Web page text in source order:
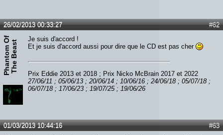
#62
26/02/2013 00:33:27
P
h
a
n
t
o
m
O
f
T
h
e
B
e
a
st
Je suis d'accord !
Et je suis d'accord aussi pour dire que le CD est pas cher
Prix Eddie 2013 et 2018 ; Prix Nicko McBrain 2017 et 2022
27/06/11 ; 05/06/13 ; 20/06/14 ; 10/06/16 ; 24/06/18 ; 05/07/18 ;
06/07/18 ; 17/06/23 ; 19/07/25 ; 19/06/26
#63
01/03/2013 10:44:16